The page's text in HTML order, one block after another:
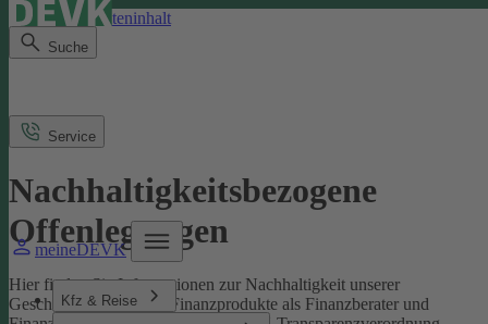
Direkt zum Seiteninhalt
Suche
meineDEVK
Kfz & Reise
Service
Nachhaltigkeitsbezogene
Offenlegungen
Hier finden Sie Informationen zur Nachhaltigkeit unserer
Geschäftsprozesse und Finanzprodukte als Finanzberater und